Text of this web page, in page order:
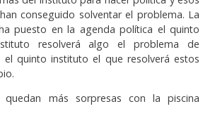
conseguido solventar el problema. La
puesto en la agenda política el quinto
resolverá algo el problema de
el quinto instituto el que resolverá estos
quedan más sorpresas con la piscina